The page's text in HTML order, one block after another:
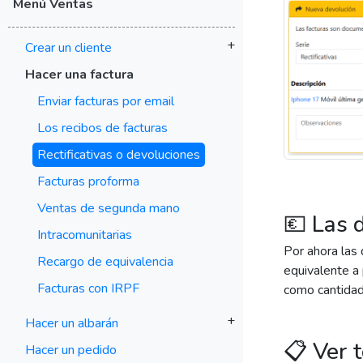
Menú Ventas
Crear un cliente
+
Hacer una factura
Enviar facturas por email
Los recibos de facturas
Rectificativas o devoluciones
Facturas proforma
Ventas de segunda mano
Intracomunitarias
Recargo de equivalencia
Facturas con IRPF
Hacer un albarán
+
Hacer un pedido
💶 Las
Por ahora las
equivalente
como
📋 Ver